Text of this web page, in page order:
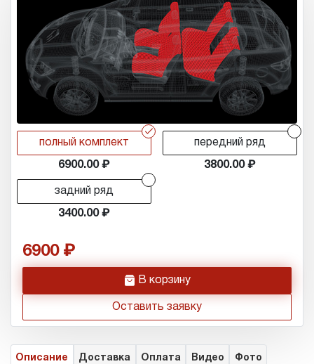
r
полный комплект
6900.00
передний ряд
3800.00
задний ряд
3400.00
6900
h В корзину
Оставить заявку
Описание Доставка Оплата Видео Фото